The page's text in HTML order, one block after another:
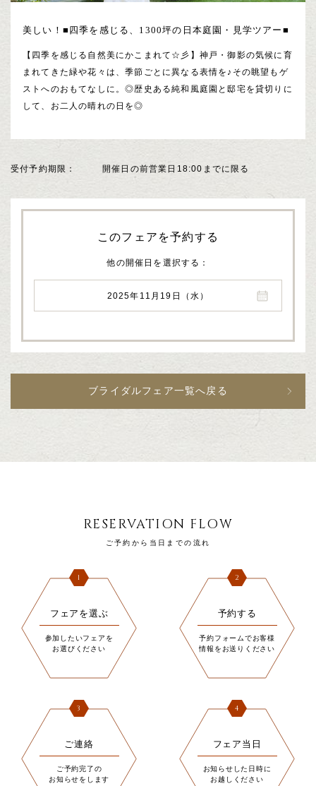
美しい！■四季を感じる、1300坪の日本庭園・見学ツアー■
【四季を感じる自然美にかこまれて☆彡】神戸・御影の気候に育
まれてきた緑や花々は、季節ごとに異なる表情を♪その眺望もゲ
ストへのおもてなしに。◎歴史ある純和風庭園と邸宅を貸切りに
して、お二人の晴れの日を◎
受付予約期限 開催日の前営業日18:00までに限る
このフェアを予約する
他の開催日を選択する
2025年11月19日（水）
ブライダルフェア一覧へ戻る
RESERVATION FLOW
ご予約から当日までの流れ
1
フェアを選ぶ
参加したいフェアを
お選びください
2
予約する
予約フォームでお客様
情報をお送りください
3
ご連絡
ご予約完了の
お知らせをします
4
フェア当日
お知らせした日時に
お越しください